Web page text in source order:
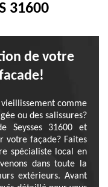
31600
de votre
comme
ou des salissures?
Seysses 31600 et
votre façade? Faites
spécialiste local en
dans toute la
extérieurs. Avant